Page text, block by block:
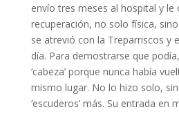
envío tres meses al hospital y le
recuperación, no solo física,
se atrevió con la Treparriscos y
día. Para demostrarse que
‘cabeza’ porque nunca había
mismo lugar. No lo hizo solo,
‘escuderos’ más. Su entrada en